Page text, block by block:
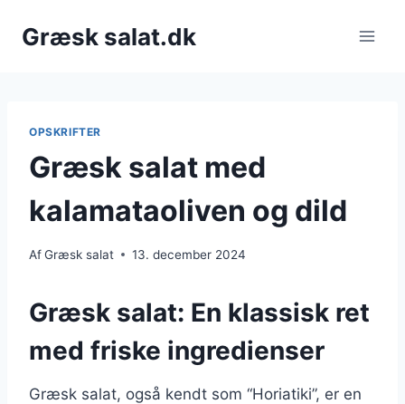
Græsk salat.dk
OPSKRIFTER
Græsk salat med
kalamataoliven og dild
AfGræsk salat 13. december 2024
Græsk salat: En klassisk ret
med friske ingredienser
Græsk salat, også kendt som “Horiatiki”, er en